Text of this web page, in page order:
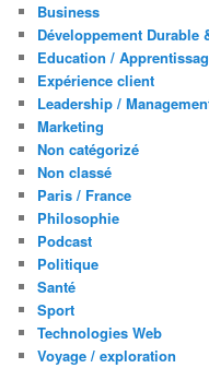
Business
Développement Durable
Education /
Expérience client
Leadership /
Marketing
Non catégorizé
Non classé
Paris / France
Philosophie
Podcast
Politique
Santé
Sport
Technologies Web
Voyage / exploration